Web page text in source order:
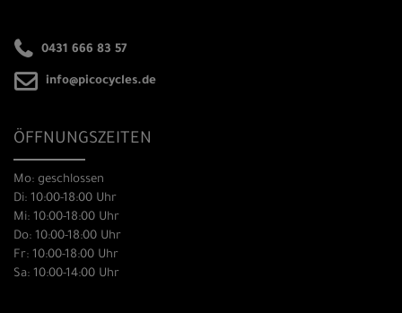
0431 666 83 57
info@picocycles.de
ÖFFNUNGSZEITEN
Mo: geschlossen
Di: 10:00-18:00 Uhr
Mi: 10:00-18:00 Uhr
Do: 10:00-18:00 Uhr
Fr: 10:00-18:00 Uhr
Sa: 10:00-14:00 Uhr